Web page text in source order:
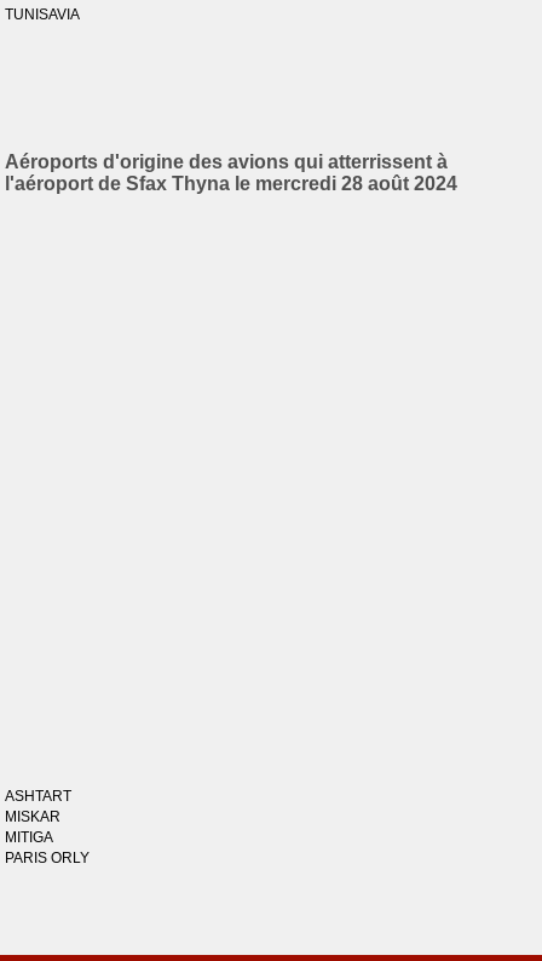
TUNISAVIA
Aéroports d'origine des avions qui atterrissent à
l'aéroport de Sfax Thyna le mercredi 28 août 2024
ASHTART
MISKAR
MITIGA
PARIS ORLY